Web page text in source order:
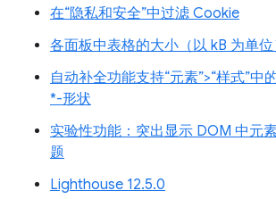
在“隐私和安全”中过滤 Cookie
各面板中表格的大小（以 kB 为单位
自动补全功能支持“元素”>“样式”中
*-形状
实验性功能：突出显示 DOM 中元
题
Lighthouse 12.5.0